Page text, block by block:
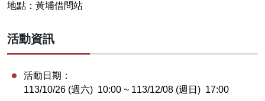
地點：黃埔借問站
活動資訊
活動日期：
113/10/26 (週六) 10:00 ~ 113/12/08 (週日) 17:00